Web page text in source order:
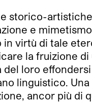
storico-
e
virtù di tale
la fruizione
loro
linguistico.
ancor più di